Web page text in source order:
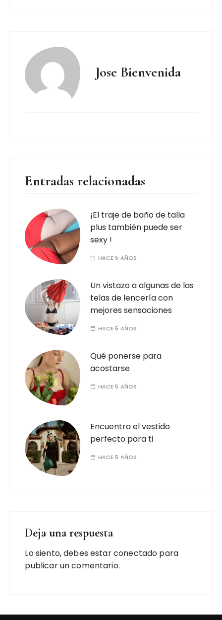
Jose Bienvenida
Entradas relacionadas
¡El traje de baño de talla
plus también puede ser
sexy !
HACE 5 AÑOS
Un vistazo a algunas de las
telas de lencería con
mejores sensaciones
HACE 5 AÑOS
Qué ponerse para
acostarse
HACE 5 AÑOS
Encuentra el vestido
perfecto para ti
HACE 5 AÑOS
Deja una respuesta
Lo siento, debes estarconectado para
publicar un comentario.